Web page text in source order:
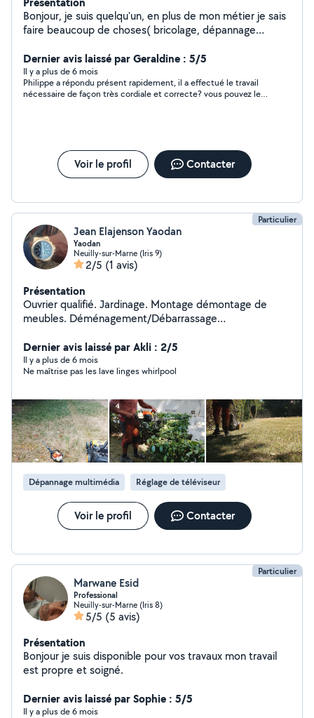
Bonjour, je suis quelqu'un, en plus de mon métier je sais
faire beaucoup de choses( bricolage, dépannage
suis quelqu'un de méticuleux, précis
ponctuel,aimable,patient, honnête cordialement
Dernier avis laissé par Geraldine : 5/5
Il y a plus de 6 mois
Philippe a répondu présent rapidement, il a effectué le travail
nécessaire de façon très cordiale et correcte? vous pouvez le
Voir le profil Contacter
Particulier
Jean Elajenson Yaodan
Yaodan
Neuilly-sur-Marne (Iris 9)
2/5 (1 avis)
Présentation
Ouvrier qualifié. Jardinage. Montage démontage de
meubles. Déménagement/Débarrassage
Dernier avis laissé par Akli : 2/5
Il y a plus de 6 mois
Ne maîtrise pas les lave linges whirlpool
Dépannage multimédia Réglage de téléviseur
Voir le profil Contacter
Particulier
Marwane Esid
Professional
Neuilly-sur-Marne (Iris 8)
5/5 (5 avis)
Présentation
Bonjour je suis disponible pour vos travaux mon travail
est propre et soigné.
Dernier avis laissé par Sophie : 5/5
Il y a plus de 6 mois